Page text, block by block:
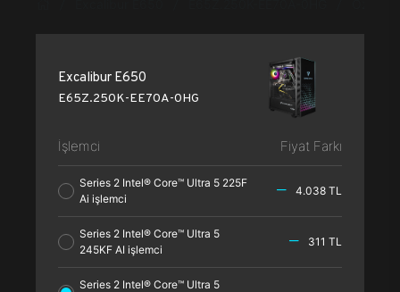
Excalibur E650
E65Z.250K-EE70A-0HG
İşlemci Fiyat Farkı
Series 2 Intel® Core™ Ultra 5 225F
Ai işlemci
4.038 TL
Series 2 Intel® Core™ Ultra 5
245KF AI işlemci
311 TL
Series 2 Intel® Core™ Ultra 5